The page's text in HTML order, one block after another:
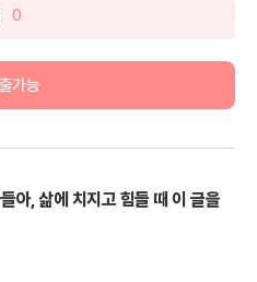
0
가능
아, 삶에 치지고 힘들 때 이 글을